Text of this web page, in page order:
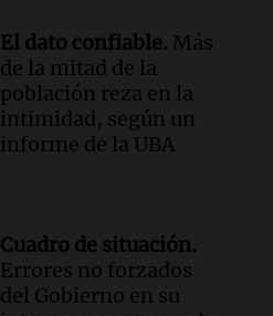
El dato confiable. Más
de la mitad de la
población reza en la
intimidad, según un
informe de la UBA
Cuadro de situación.
Errores no forzados
del Gobierno en su